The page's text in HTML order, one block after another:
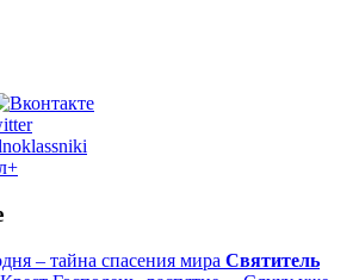
– тайна спасения мира Святитель